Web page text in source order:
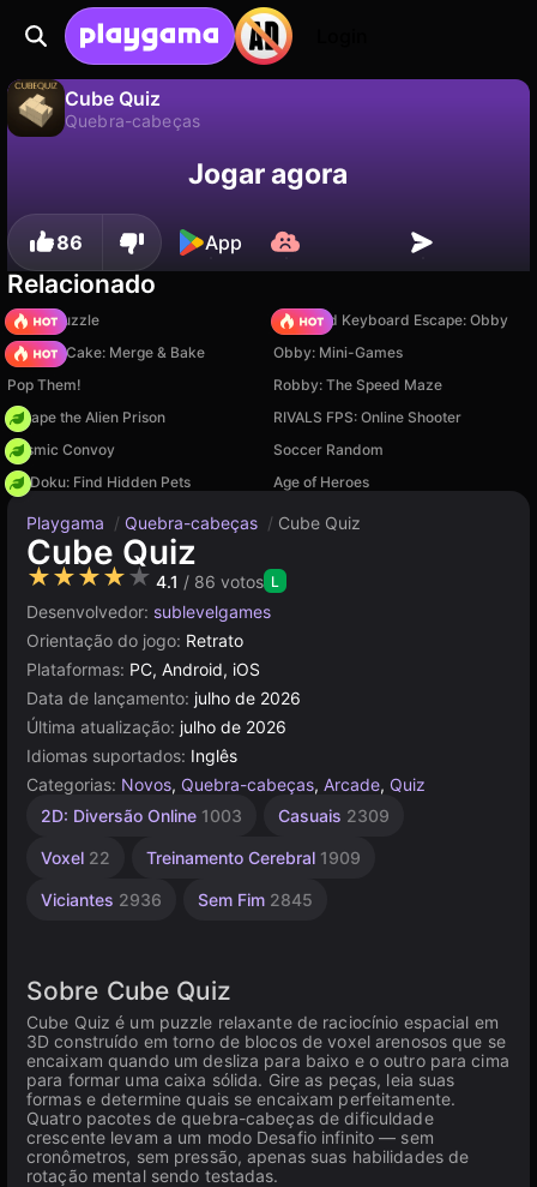
Cube Quiz
Quebra-cabeças
Salve o progresso!Jogar agora
86 App
Relacionado
Arrow Puzzle
+1 Speed Keyboard Escape: Obby
Piece of Cake: Merge & Bake
Obby: Mini-Games
Pop Them!
Robby: The Speed Maze
Escape the Alien Prison
RIVALS FPS: Online Shooter
Cosmic Convoy
Soccer Random
PetDoku: Find Hidden Pets
Age of Heroes
Playgama / Quebra-cabeças / Cube Quiz
Cube Quiz
★★★★★ 4.1 / 86 votos L
Desenvolvedor: sublevelgames
Orientação do jogo: Retrato
Plataformas: PC, Android, iOS
Data de lançamento: julho de 2026
Última atualização: julho de 2026
Idiomas suportados: Inglês
Categorias: Novos, Quebra-cabeças, Arcade, Quiz
2D: Diversão Online 1003 Casuais 2309
Voxel 22 Treinamento Cerebral 1909
Viciantes 2936 Sem Fim 2845
Criatividade
Mentais
Agilidade
Simples
Sobre Cube Quiz
Cube Quiz é um puzzle relaxante de raciocínio espacial em
3D construído em torno de blocos de voxel arenosos que se
encaixam quando um desliza para baixo e o outro para cima
para formar uma caixa sólida. Gire as peças, leia suas
formas e determine quais se encaixam perfeitamente.
Quatro pacotes de quebra-cabeças de dificuldade
crescente levam a um modo Desafio infinito — sem
cronômetros, sem pressão, apenas suas habilidades de
rotação mental sendo testadas.